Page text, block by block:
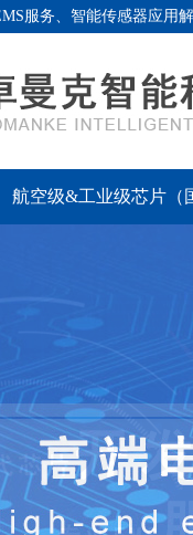
服务、智能传感器应用
航空级&工业级芯片（